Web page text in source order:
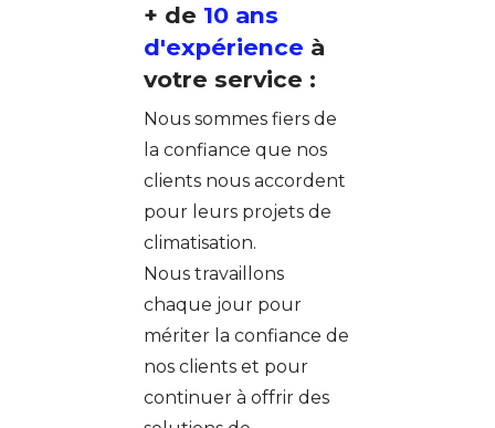
+ de 10 ans
d'expérience à
votre service :
Nous sommes fiers de
la confiance que nos
clients nous accordent
pour leurs projets de
climatisation.
Nous travaillons
chaque jour pour
mériter la confiance de
nos clients et pour
continuer à offrir des
0
1
0
1
2
3
5
6
0
1
2
3
0
1
2
3